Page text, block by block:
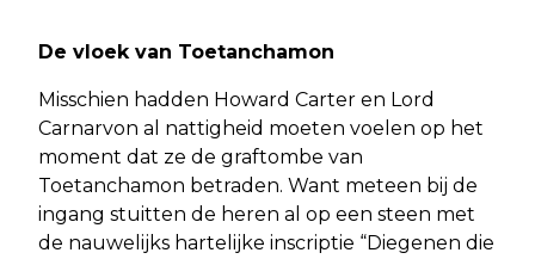
De vloek van Toetanchamon
Misschien hadden Howard Carter en Lord
Carnarvon al nattigheid moeten voelen op het
moment dat ze de graftombe van
Toetanchamon betraden. Want meteen bij de
ingang stuitten de heren al op een steen met
de nauwelijks hartelijke inscriptie “Diegenen die